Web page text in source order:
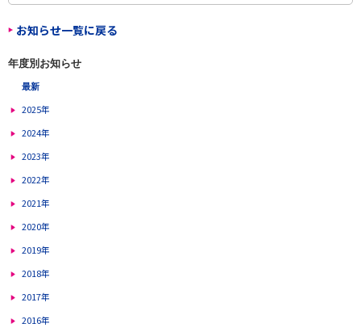
お知らせ一覧に戻る
年度別お知らせ
最新
2025年
2024年
2023年
2022年
2021年
2020年
2019年
2018年
2017年
2016年